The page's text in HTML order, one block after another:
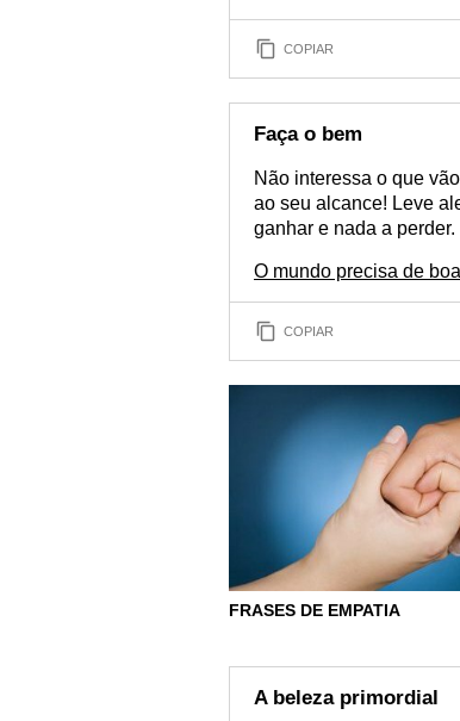
COPIAR
Faça o bem
Não interessa o que
ao seu alcance! Leve
ganhar e nada a perder.
O mundo precisa de
COPIAR
FRASES DE EMPATIA
A beleza primordial